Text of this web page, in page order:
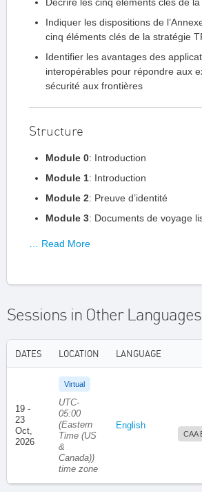
Décrire les cinq éléments clés de
Indiquer les dispositions de
cinq éléments clés de la stratégie
Identifier les avantages des
interopérables pour répondre aux
sécurité aux frontières
Structure
Module 0: Introduction
Module 1: Introduction
Module 2: Preuve d’identité
Module 3: Documents de voyage
… Read More
Sessions in Other Languages
DATES LOCATION LANGUAGE
19 -
23
Oct,
2026
Virtual
UTC-
05:00
(Eastern
Time (US
&
Canada))
time zone
English
CAA